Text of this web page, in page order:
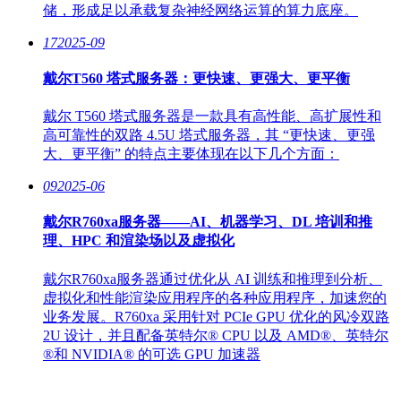
储，形成足以承载复杂神经网络运算的算力底座。
172025-09
戴尔T560 塔式服务器：更快速、更强大、更平衡
戴尔 T560 塔式服务器是一款具有高性能、高扩展性和
高可靠性的双路 4.5U 塔式服务器，其 “更快速、更强
大、更平衡” 的特点主要体现在以下几个方面：
092025-06
戴尔R760xa服务器——AI、机器学习、DL 培训和推
理、HPC 和渲染场以及虚拟化
戴尔R760xa服务器通过优化从 AI 训练和推理到分析、
虚拟化和性能渲染应用程序的各种应用程序，加速您的
业务发展。R760xa 采用针对 PCIe GPU 优化的风冷双路
2U 设计，并且配备英特尔® CPU 以及 AMD®、英特尔
®和 NVIDIA® 的可选 GPU 加速器